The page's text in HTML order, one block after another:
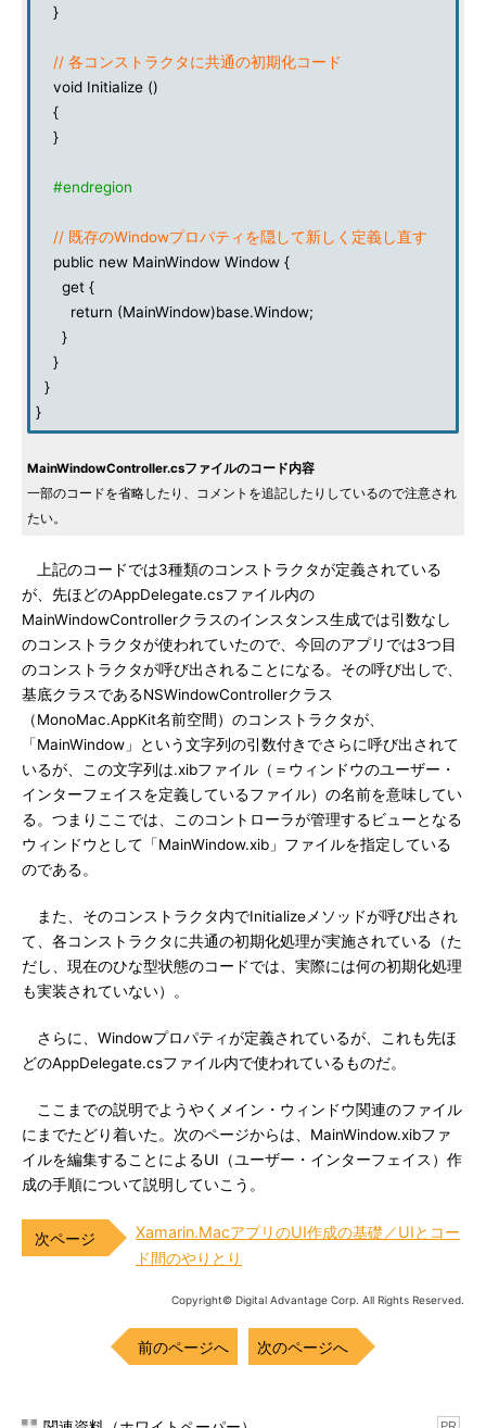
}
// 各コンストラクタに共通の初期化コード
void Initialize ()
{
}
#endregion
// 既存のWindowプロパティを隠して新しく定義し直す
public new MainWindow Window {
get {
return (MainWindow)base.Window;
}
}
}
}
MainWindowController.csファイルのコード内容
一部のコードを省略したり、コメントを追記したりしているので注意され
たい。
上記のコードでは3種類のコンストラクタが定義されている
が、先ほどのAppDelegate.csファイル内の
MainWindowControllerクラスのインスタンス生成では引数なし
のコンストラクタが使われていたので、今回のアプリでは3つ目
のコンストラクタが呼び出されることになる。その呼び出しで、
基底クラスであるNSWindowControllerクラス
（MonoMac.AppKit名前空間）のコンストラクタが、
「MainWindow」という文字列の引数付きでさらに呼び出されて
いるが、この文字列は.xibファイル（＝ウィンドウのユーザー・
インターフェイスを定義しているファイル）の名前を意味してい
る。つまりここでは、このコントローラが管理するビューとなる
ウィンドウとして「MainWindow.xib」ファイルを指定している
のである。
また、そのコンストラクタ内でInitializeメソッドが呼び出され
て、各コンストラクタに共通の初期化処理が実施されている（た
だし、現在のひな型状態のコードでは、実際には何の初期化処理
も実装されていない）。
さらに、Windowプロパティが定義されているが、これも先ほ
どのAppDelegate.csファイル内で使われているものだ。
ここまでの説明でようやくメイン・ウィンドウ関連のファイル
にまでたどり着いた。次のページからは、MainWindow.xibファ
イルを編集することによるUI（ユーザー・インターフェイス）作
成の手順について説明していこう。
Xamarin.MacアプリのUI作成の基礎／UIとコー
ド間のやりとり
Copyright© Digital Advantage Corp. All Rights Reserved.
前のページへ 次のページへ